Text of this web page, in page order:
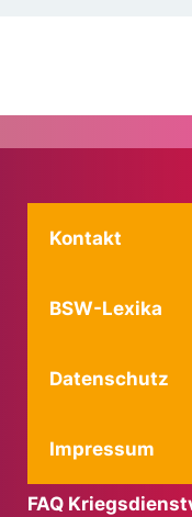
Kontakt
BSW-Lexika
Datenschutz
Impressum
FAQ